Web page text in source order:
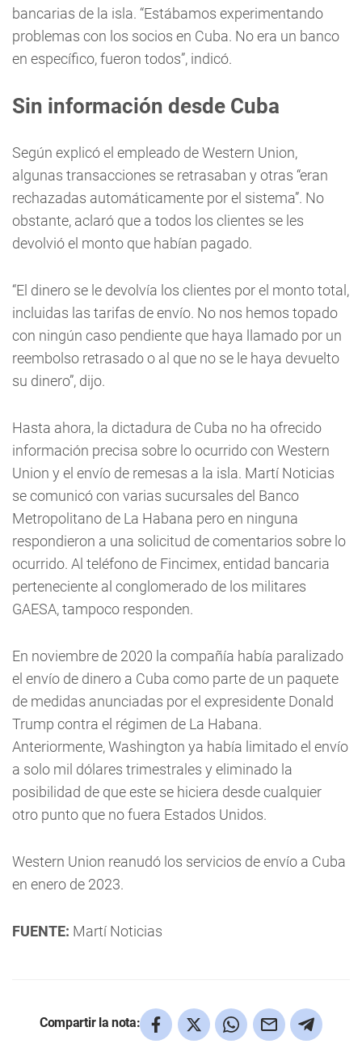
bancarias de la isla. “Estábamos experimentando
problemas con los socios en Cuba. No era un banco
en específico, fueron todos”, indicó.
Sin información desde Cuba
Según explicó el empleado de Western Union,
algunas transacciones se retrasaban y otras “eran
rechazadas automáticamente por el sistema”. No
obstante, aclaró que a todos los clientes se les
devolvió el monto que habían pagado.
“El dinero se le devolvía los clientes por el monto total,
incluidas las tarifas de envío. No nos hemos topado
con ningún caso pendiente que haya llamado por un
reembolso retrasado o al que no se le haya devuelto
su dinero”, dijo.
Hasta ahora, la dictadura de Cuba no ha ofrecido
información precisa sobre lo ocurrido con Western
Union y el envío de remesas a la isla. Martí Noticias
se comunicó con varias sucursales del Banco
Metropolitano de La Habana pero en ninguna
respondieron a una solicitud de comentarios sobre lo
ocurrido. Al teléfono de Fincimex, entidad bancaria
perteneciente al conglomerado de los militares
GAESA, tampoco responden.
En noviembre de 2020 la compañía había paralizado
el envío de dinero a Cuba como parte de un paquete
de medidas anunciadas por el expresidente Donald
Trump contra el régimen de La Habana.
Anteriormente, Washington ya había limitado el envío
a solo mil dólares trimestrales y eliminado la
posibilidad de que este se hiciera desde cualquier
otro punto que no fuera Estados Unidos.
Western Union reanudó los servicios de envío a Cuba
en enero de 2023.
FUENTE: Martí Noticias
Compartir la nota: